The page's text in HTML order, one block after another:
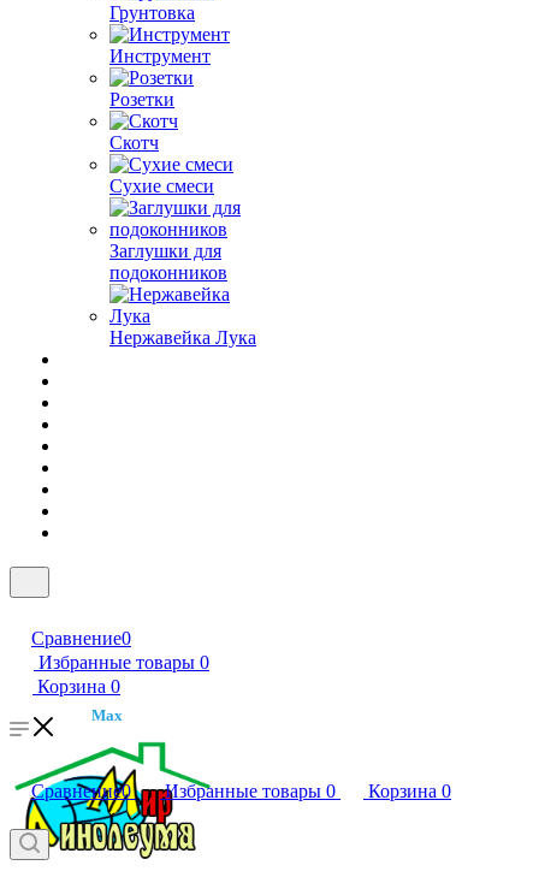
Грунтовка
Инструмент
Розетки
Скотч
Сухие смеси
Заглушки для
подоконников
Нержавейка Лука
Сравнение0
Избранные товары 0
Корзина 0
Max
Сравнение0 Избранные товары 0 Корзина 0